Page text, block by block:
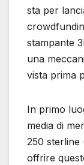
sta per
stampante
una
vista prima
In primo
media di
250 sterline
offrire